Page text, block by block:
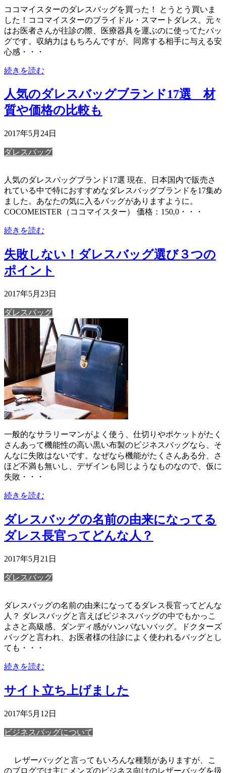
ココマイスターのダレスバッグを買った！ とうとう買いま
した！ココマイスターのブライドル・スマートダレス。元々
はお医者さんが往診の際、医療器具を運ぶのに使ってたバッ
グです。収納力はもちろんですが、同席する相手に与える安
心感・・・
続きを読む
人気のダレスバッグブランド17選 材
質や価格の比較も
2017年5月24日
ダレスバッグ
人気のダレスバッグブランド17選 現在、日本国内で販売さ
れている中で特におすすめなダレスバッグブランドを17集め
ました。あなたの気に入るバッグがありますように。
COCOMEISTER（ココマイスター） 価格：150,0・・・
続きを読む
失敗しない！ダレスバッグ選び３つの
ポイント
2017年5月23日
ダレスバッグ
一般的なサラリーマンがよく使う、仕切りやポケットがたく
さんあって機能性の高い黒い布製のビジネスバッグなら、そ
んなに失敗はないです。なぜなら機能がたくさんある分、さ
ほど不満も無いし、デザインも同じようなものなので、仮に
失敗・・・
続きを読む
ダレスバッグの名前の由来になってる
ダレス長官ってどんな人？
2017年5月21日
ダレスバッグ
ダレスバッグの名前の由来になってるダレス長官ってどんな
人？ ダレスバッグと言えばビジネスバッグの中でもかっこ
よさと高級感、ダンディ感がハンパないバッグ。ドクターズ
バッグと言われ、お医者様の往診によく使われるバッグとし
ても・・・
続きを読む
サイト立ち上げました
2017年5月12日
ビジネスバッグについて
レザーバッグと言ってもいろんな種類がありますが、こ
のブログでは主にメンズのビジネス向けのレザーバッグを扱